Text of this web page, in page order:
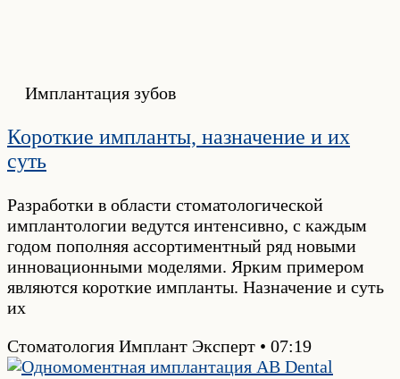
Имплантация зубов
Короткие импланты, назначение и их
суть
Разработки в области стоматологической
имплантологии ведутся интенсивно, с каждым
годом пополняя ассортиментный ряд новыми
инновационными моделями. Ярким примером
являются короткие импланты. Назначение и суть
их
Стоматология Имплант Эксперт
07:19